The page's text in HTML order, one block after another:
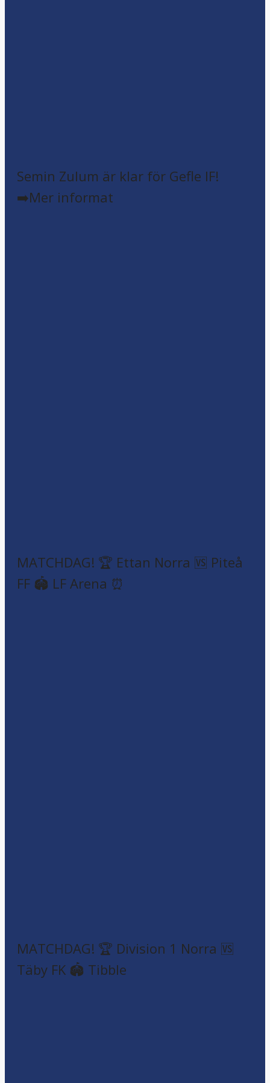
Semin Zulum är klar för Gefle IF!
➡️Mer informat
MATCHDAG! 🏆 Ettan Norra 🆚 Piteå
FF 🏟️ LF Arena ⏰
MATCHDAG! 🏆 Division 1 Norra 🆚
Täby FK 🏟️ Tibble